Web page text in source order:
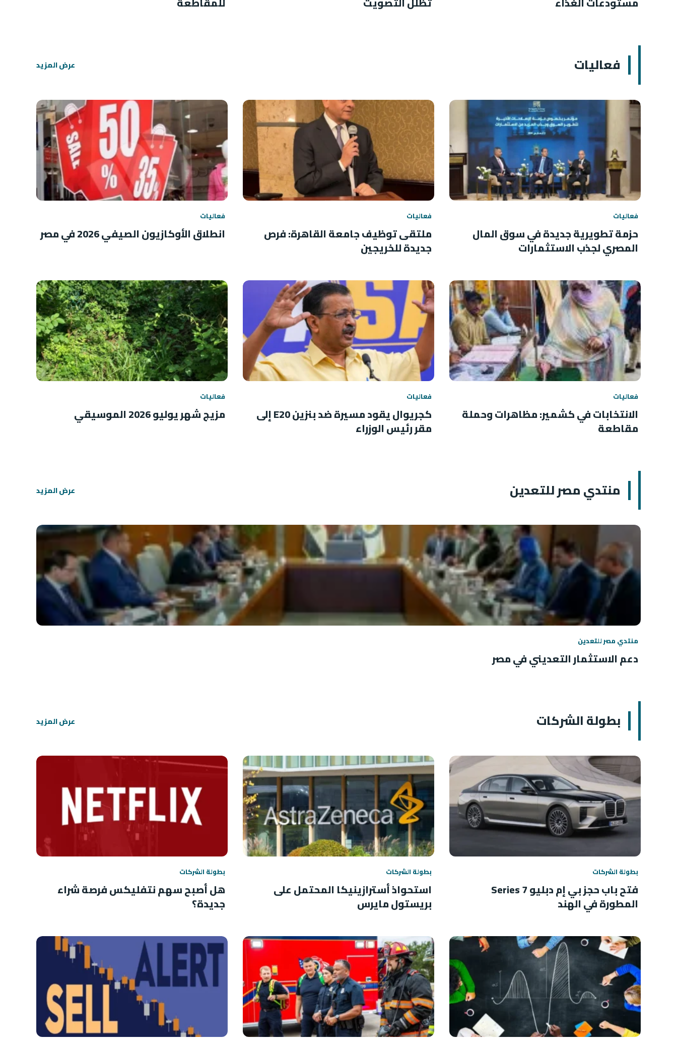
فعاليات عرض المزيد
فعاليات
حزمة تطويرية جديدة في سوق المال
المصري لجذب الاستثمارات
فعاليات
ملتقى توظيف جامعة القاهرة: فرص
جديدة للخريجين
فعاليات
انطلاق الأوكازيون الصيفي 2026 في مصر
فعاليات
الانتخابات في كشمير: مظاهرات وحملة
مقاطعة
فعاليات
كجريوال يقود مسيرة ضد بنزين E20 إلى
مقر رئيس الوزراء
فعاليات
مزيج شهر يوليو 2026 الموسيقي
منتدي مصر للتعدين عرض المزيد
منتدي مصر للتعدين
دعم الاستثمار التعديني في مصر
بطولة الشركات عرض المزيد
بطولة الشركات
فتح باب حجز بي إم دبليو 7 Series
المطورة في الهند
بطولة الشركات
استحواذ أسترازينيكا المحتمل على
بريستول مايرس
بطولة الشركات
هل أصبح سهم نتفليكس فرصة شراء
جديدة؟